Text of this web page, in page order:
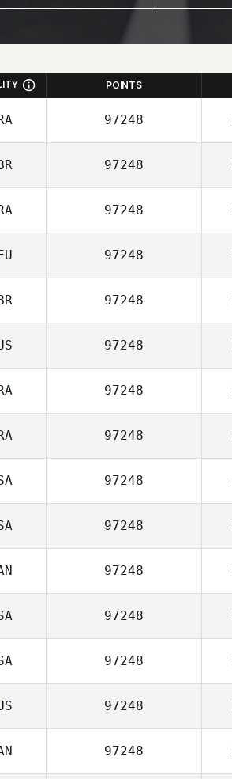
POINTS
97248
97248
97248
97248
97248
97248
97248
97248
97248
97248
97248
97248
97248
97248
97248